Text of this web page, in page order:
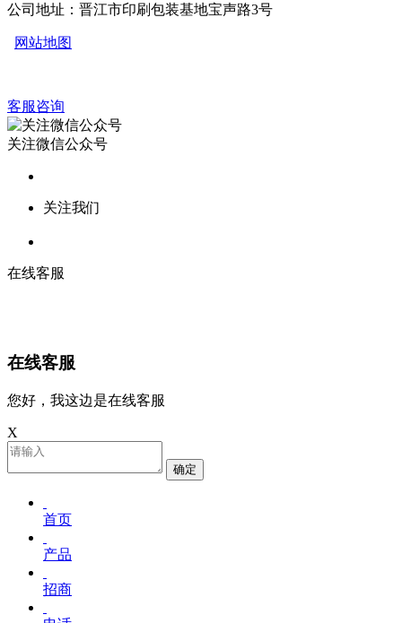
公司地址：晋江市印刷包装基地宝声路3号
网站地图
客服咨询
关注微信公众号
关注我们
在线客服
在线客服
您好，我这边是在线客服
X
确定
首页
产品
招商